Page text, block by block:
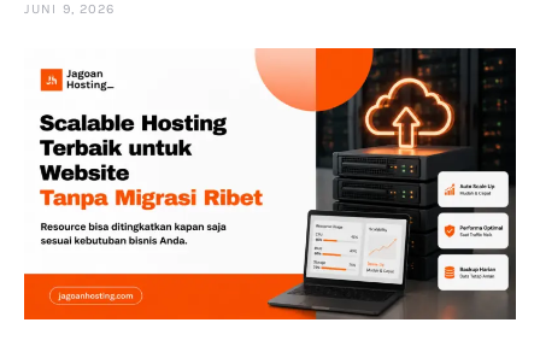
JUNI 9, 2026